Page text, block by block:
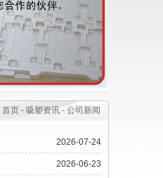
首页 - 吸塑资讯 - 公司新闻
2026-07-24
2026-06-23